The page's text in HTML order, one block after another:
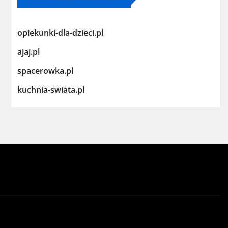
opiekunki-dla-dzieci.pl
ajaj.pl
spacerowka.pl
kuchnia-swiata.pl